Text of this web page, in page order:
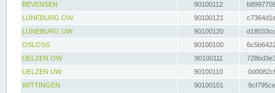
BEVENSEN
90100112
LÜNEBURG OW
90100121
LÜNEBURG UW
90100120
OSLOSS
90100100
UELZEN OW
90100111
UELZEN UW
90100110
WITTINGEN
90100101